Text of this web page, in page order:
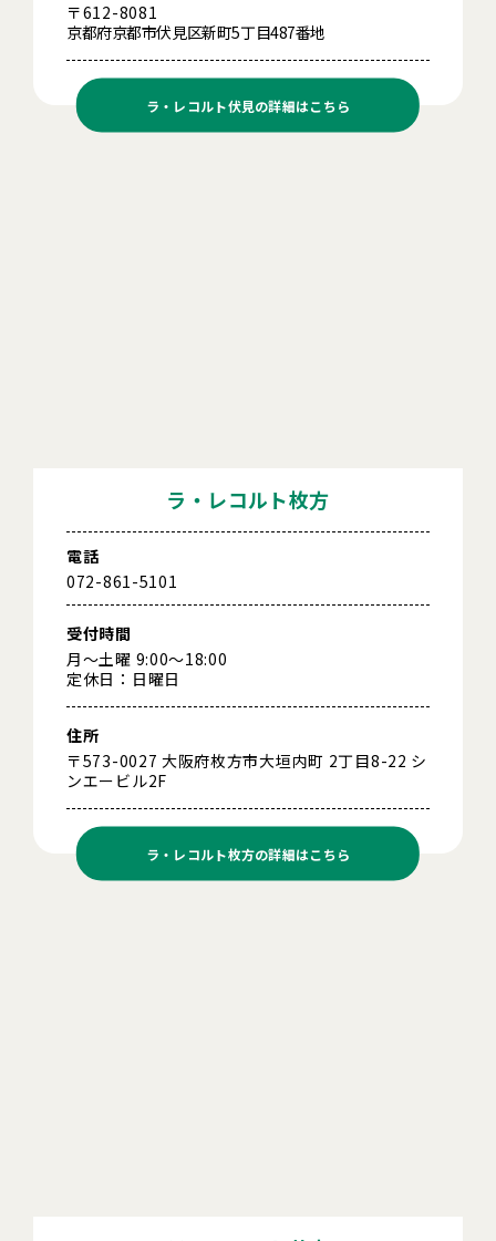
〒612-8081
京都府京都市伏見区新町5丁目487番地
ラ・レコルト伏見の詳細はこちら
ラ・レコルト枚方
電話
072-861-5101
受付時間
月～土曜 9:00～18:00
定休日：日曜日
住所
〒573-0027 大阪府枚方市大垣内町 2丁目8-22 シ
ンエービル2F
ラ・レコルト枚方の詳細はこちら